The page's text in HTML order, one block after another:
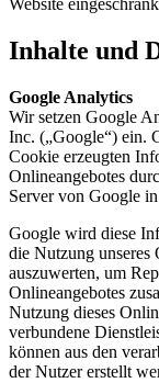
Website
Inhalte und
Google Analytics
Wir setzen Google
Inc. („Google“) ein.
Cookie erzeugten
Onlineangebotes
Server von Google
Google wird diese
die Nutzung unseres
auszuwerten, um
Onlineangebotes
Nutzung dieses
verbundene
können aus den
der Nutzer erstellt